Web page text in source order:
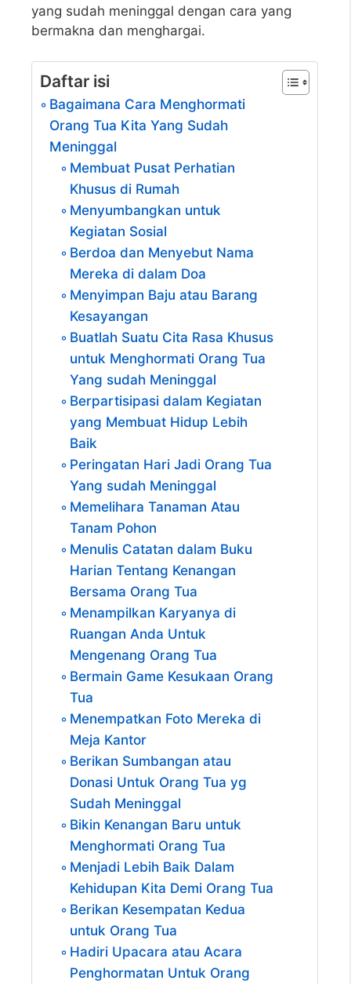
yang sudah meninggal dengan cara yang
bermakna dan menghargai.
Daftar isi
Bagaimana Cara Menghormati
Orang Tua Kita Yang Sudah
Meninggal
Membuat Pusat Perhatian
Khusus di Rumah
Menyumbangkan untuk
Kegiatan Sosial
Berdoa dan Menyebut Nama
Mereka di dalam Doa
Menyimpan Baju atau Barang
Kesayangan
Buatlah Suatu Cita Rasa Khusus
untuk Menghormati Orang Tua
Yang sudah Meninggal
Berpartisipasi dalam Kegiatan
yang Membuat Hidup Lebih
Baik
Peringatan Hari Jadi Orang Tua
Yang sudah Meninggal
Memelihara Tanaman Atau
Tanam Pohon
Menulis Catatan dalam Buku
Harian Tentang Kenangan
Bersama Orang Tua
Menampilkan Karyanya di
Ruangan Anda Untuk
Mengenang Orang Tua
Bermain Game Kesukaan Orang
Tua
Menempatkan Foto Mereka di
Meja Kantor
Berikan Sumbangan atau
Donasi Untuk Orang Tua yg
Sudah Meninggal
Bikin Kenangan Baru untuk
Menghormati Orang Tua
Menjadi Lebih Baik Dalam
Kehidupan Kita Demi Orang Tua
Berikan Kesempatan Kedua
untuk Orang Tua
Hadiri Upacara atau Acara
Penghormatan Untuk Orang